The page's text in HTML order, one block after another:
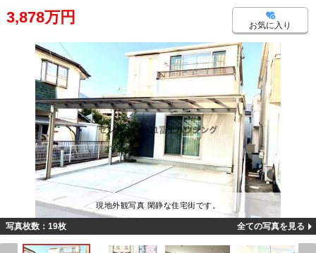
3,878万円 お気に入り
現地外観写真 閑静な住宅街です。
写真枚数：19枚 全ての写真を見る